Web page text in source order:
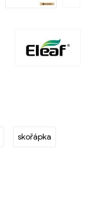
skořápka